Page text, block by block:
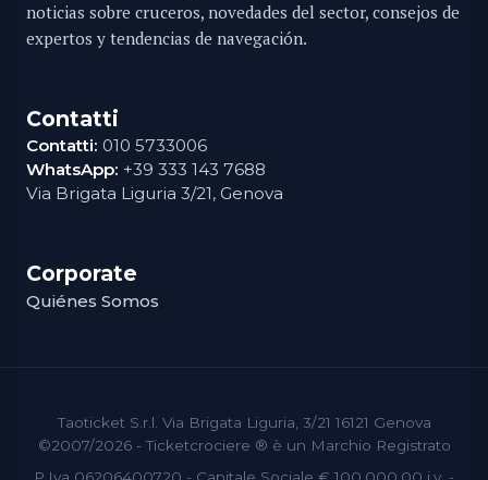
noticias sobre cruceros, novedades del sector, consejos de
expertos y tendencias de navegación.
Contatti
Contatti: 010 5733006
WhatsApp: +39 333 143 7688
Via Brigata Liguria 3/21, Genova
Corporate
Quiénes Somos
Taoticket S.r.l. Via Brigata Liguria, 3/21 16121 Genova
©2007/2026 - Ticketcrociere ® è un Marchio Registrato